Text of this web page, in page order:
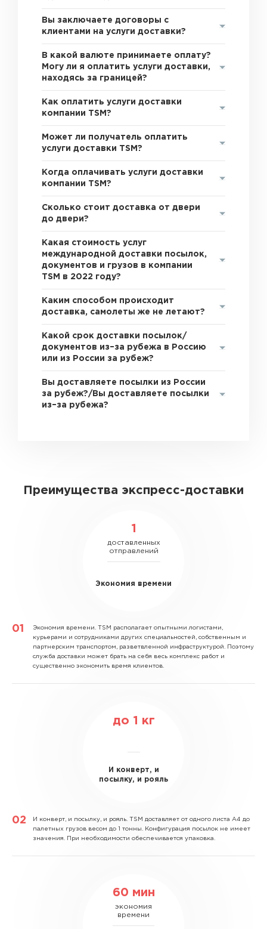
Вы заключаете договоры с
клиентами на услуги доставки?
В какой валюте принимаете оплату?
Могу ли я оплатить услуги доставки,
находясь за границей?
Как оплатить услуги доставки
компании TSM?
Может ли получатель оплатить
услуги доставки TSM?
Когда оплачивать услуги доставки
компании TSM?
Сколько стоит доставка от двери
до двери?
Какая стоимость услуг
международной доставки посылок,
документов и грузов в компании
TSM в 2022 году?
Каким способом происходит
доставка, самолеты же не летают?
Какой срок доставки посылок/
документов из–за рубежа в Россию
или из России за рубеж?
Вы доставляете посылки из России
за рубеж?/Вы доставляете посылки
из–за рубежа?
Преимущества экспресс-доставки
1
доставленных
отправлений
Экономия времени
Экономия времени. TSM располагает опытными логистами,
курьерами и сотрудниками других специальностей, собственным и
партнерским транспортом, разветвленной инфраструктурой. Поэтому
служба доставки может брать на себя весь комплекс работ и
существенно экономить время клиентов.
до 1 кг
И конверт, и
посылку, и рояль
И конверт, и посылку, и рояль. TSM доставляет от одного листа А4 до
палетных грузов весом до 1 тонны. Конфигурация посылок не имеет
значения. При необходимости обеспечивается упаковка.
60 мин
экономия
времени